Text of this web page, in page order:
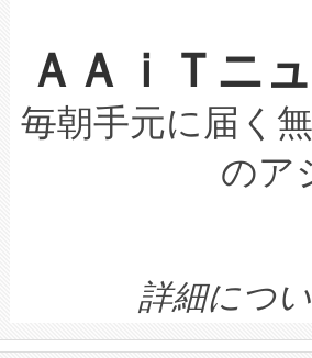
取得できる可能
設には、3億～4
最高経営責任者（
す。「当社の
ームを利用すれ
きます。この効
限を超えて利用
持できるよう貢
ービスレベル契約
テリー性能の劣
念は、現在デー
ます。 Voltaiq
quality and
BESS stack to
なレーザースポ
な環境下でも豊
キロメートル範囲
LiDAR for
は1535 nmレーザ
イズの小径化を
す。ノーマルモ
ートル先まで検出
ＡＡｉＴニ
毎朝手元に届く
のア
詳細につ